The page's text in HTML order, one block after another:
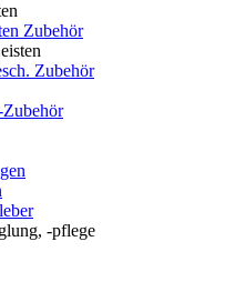
Zubehör
Zubehör
-pflege